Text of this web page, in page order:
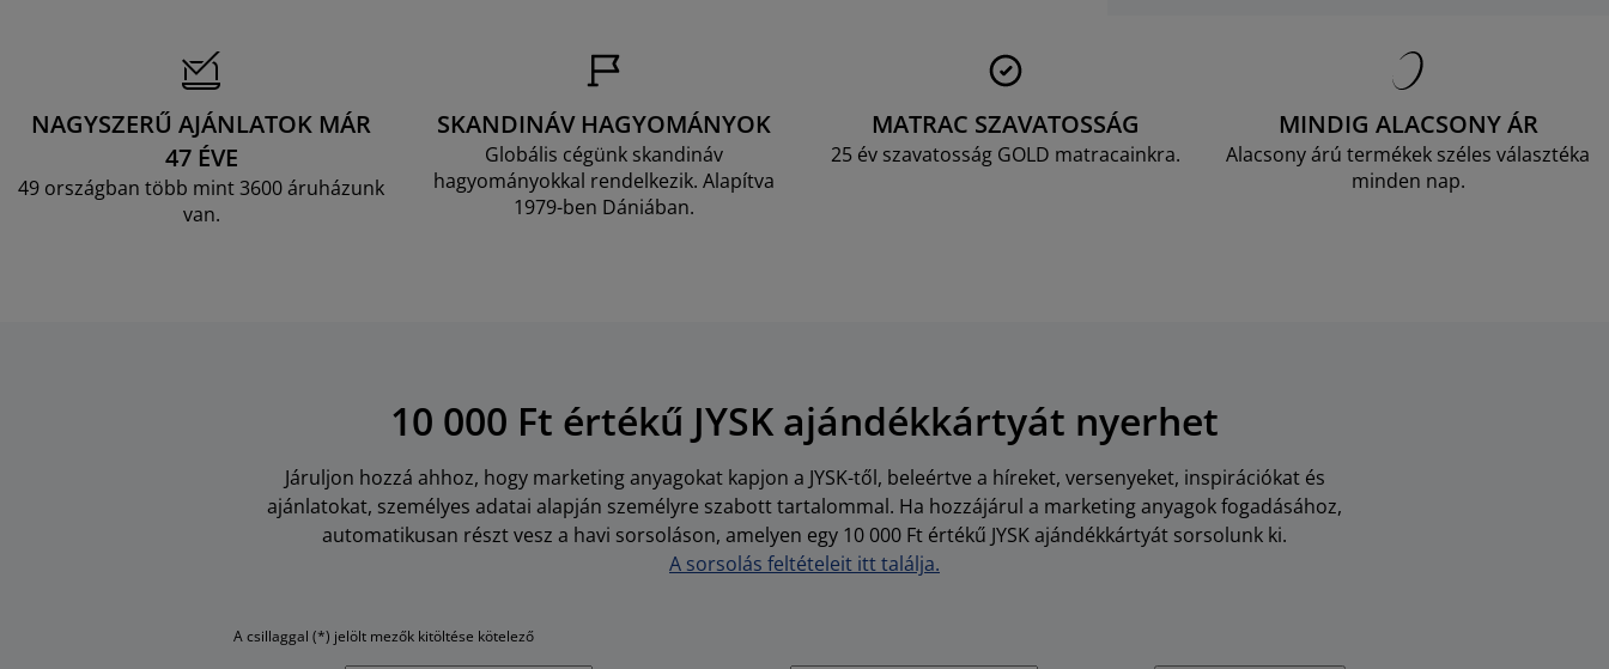
NAGYSZERŰ AJÁNLATOK MÁR
47 ÉVE
49 országban több mint 3600 áruházunk
van.
SKANDINÁV HAGYOMÁNYOK
Globális cégünk skandináv
hagyományokkal rendelkezik. Alapítva
1979-ben Dániában.
MATRAC SZAVATOSSÁG
25 év szavatosság GOLD matracainkra.
MINDIG ALACSONY ÁR
Alacsony árú termékek széles választéka
minden nap.
10 000 Ft értékű JYSK ajándékkártyát nyerhet
Járuljon hozzá ahhoz, hogy marketing anyagokat kapjon a JYSK-től, beleértve a híreket, versenyeket, inspirációkat és
ajánlatokat, személyes adatai alapján személyre szabott tartalommal. Ha hozzájárul a marketing anyagok fogadásához,
automatikusan részt vesz a havi sorsoláson, amelyen egy 10 000 Ft értékű JYSK ajándékkártyát sorsolunk ki.
A sorsolás feltételeit itt találja.
A csillaggal (*) jelölt mezők kitöltése kötelező